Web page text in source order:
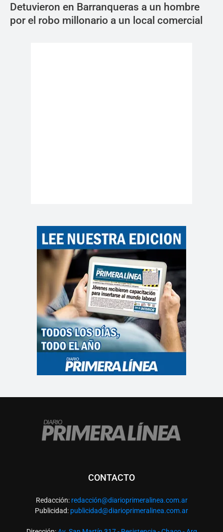
Detuvieron en Barranqueras a un hombre
por el robo millonario a un local comercial
CONTACTO
Redacción: redacción@diarioprimeralinea.com.ar
Publicidad: publicidad@diarioprimeralinea.com.ar